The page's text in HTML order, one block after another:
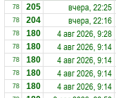
78 205 вчера, 22:25
78 204 вчера, 22:16
78 180 4 авг 2026, 9:28
78 180 4 авг 2026, 9:14
78 180 4 авг 2026, 9:14
78 180 4 авг 2026, 9:14
78 180 4 авг 2026, 9:14